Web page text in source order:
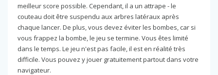
meilleur score possible. Cependant, il a un attrape - le
couteau doit être suspendu aux arbres latéraux après
chaque lancer. De plus, vous devez éviter les bombes, car si
vous frappez la bombe, le jeu se termine. Vous êtes limité
dans le temps. Le jeu n'est pas facile, il est en réalité très
difficile. Vous pouvez y jouer gratuitement partout dans votre
navigateur.